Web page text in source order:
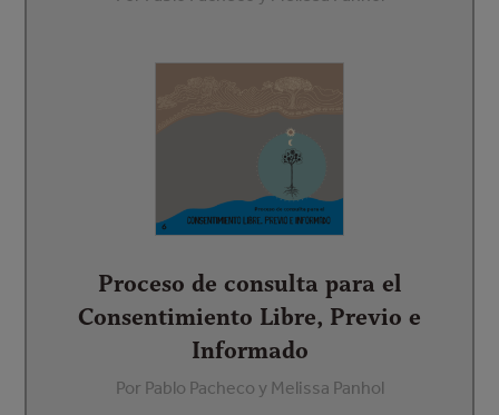
Proceso de consulta para el
Consentimiento Libre, Previo e
Informado
Por Pablo Pacheco y Melissa Panhol